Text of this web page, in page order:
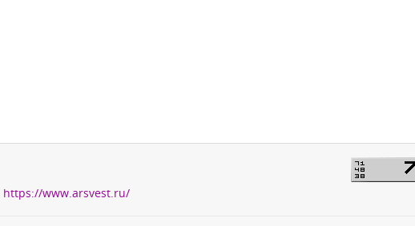
https://www.arsvest.ru/